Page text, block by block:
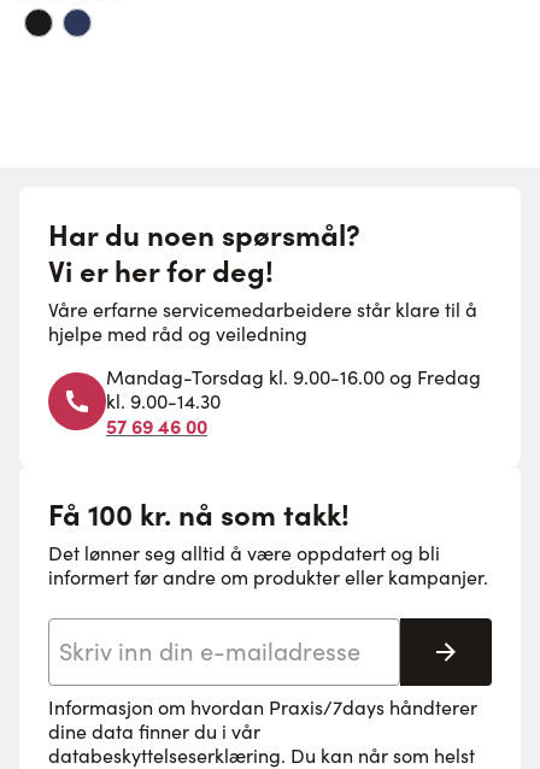
Har du noen spørsmål?
Vi er her for deg!
Våre erfarne servicemedarbeidere står klare til å
hjelpe med råd og veiledning
Mandag-Torsdag kl. 9.00-16.00 og Fredag
kl. 9.00-14.30
57 69 46 00
Få 100 kr. nå som takk!
Det lønner seg alltid å være oppdatert og bli
informert før andre om produkter eller kampanjer.
Informasjon om hvordan Praxis/7days håndterer
dine data finner du i vår
databeskyttelseserklæring. Du kan når som helst